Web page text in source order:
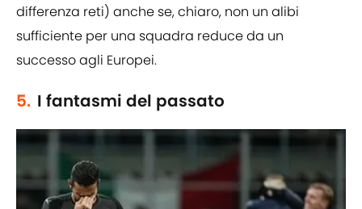
differenza reti) anche se, chiaro, non un alibi
sufficiente per una squadra reduce da un
successo agli Europei.
5. I fantasmi del passato